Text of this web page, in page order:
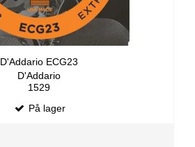
D'Addario ECG23
D'Addario
1529
På lager